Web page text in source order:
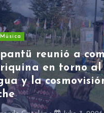
Música
reunió a
en torno
y la